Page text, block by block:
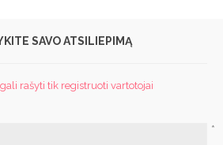
SAVO ATSILIEPIMĄ
rašyti tik registruoti vartotojai
*